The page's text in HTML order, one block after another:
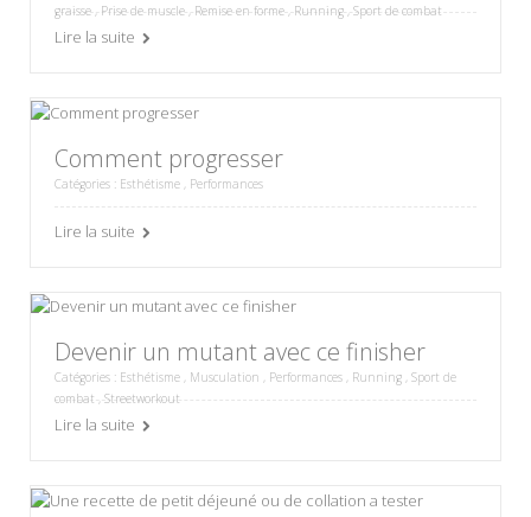
graisse, Prise de muscle,Remise en forme,Running,Sport de combat
Lire la suite
Comment progresser
Catégories : Esthétisme Performances
Lire la suite
Devenir un mutant avec ce finisher
Catégories : Esthétisme Musculation Performances Running Sport de
combat,Streetworkout
Lire la suite